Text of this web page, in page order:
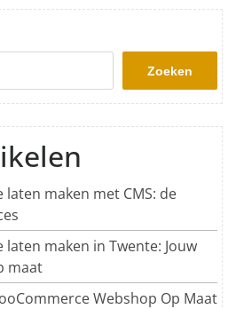
Zoeken
maken met CMS: de
maken in Twente: Jouw
maat
Webshop Op Maat